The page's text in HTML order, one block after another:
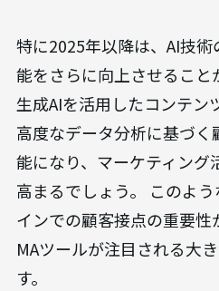
特に2025年以降は、AI技
能をさらに向上させること
生成AIを活用したコンテン
高度なデータ分析に基づ
能になり、マーケティング
高まるでしょう。 このよ
インでの顧客接点の重要性
MAツールが注目される大
す。